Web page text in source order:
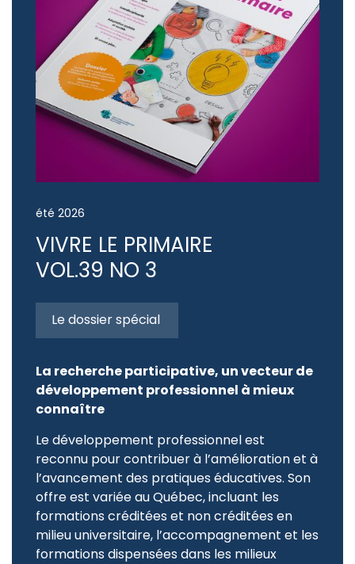
été 2026
VIVRE LE PRIMAIRE
VOL.39 NO 3
Le dossier spécial
La recherche participative, un vecteur de
développement professionnel à mieux
connaître
Le développement professionnel est
reconnu pour contribuer à l’amélioration et à
l’avancement des pratiques éducatives. Son
offre est variée au Québec, incluant les
formations créditées et non créditées en
milieu universitaire, l’accompagnement et les
formations dispensées dans les milieux